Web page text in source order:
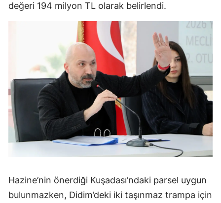
değeri 194 milyon TL olarak belirlendi.
Hazine’nin önerdiği Kuşadası’ndaki parsel uygun
bulunmazken, Didim’deki iki taşınmaz trampa için